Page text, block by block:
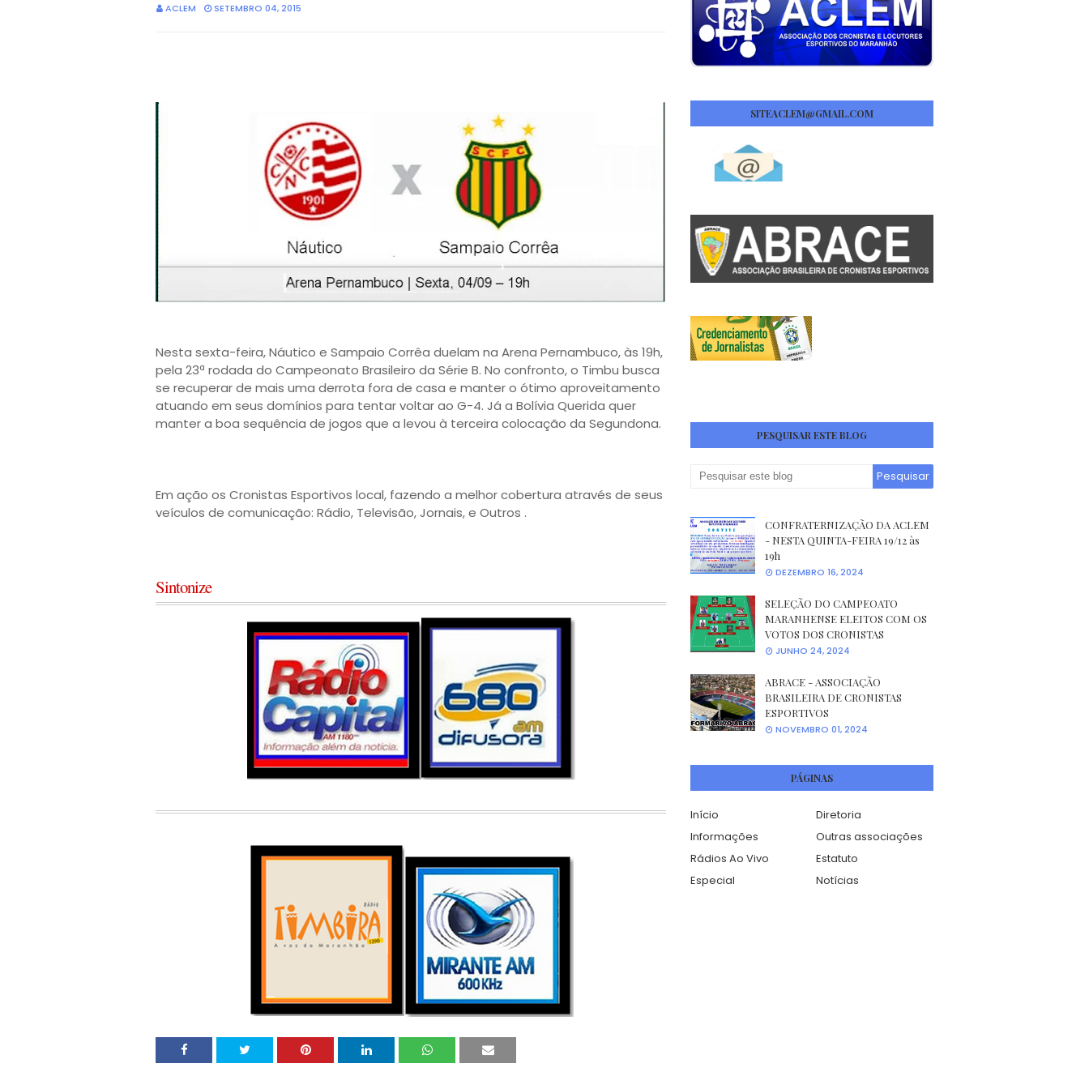
ACLEM SETEMBRO 04, 2015
Nesta sexta-feira, Náutico e Sampaio Corrêa duelam na Arena Pernambuco, às 19h,
pela 23ª rodada do Campeonato Brasileiro da Série B. No confronto, o Timbu busca
se recuperar de mais uma derrota fora de casa e manter o ótimo aproveitamento
atuando em seus domínios para tentar voltar ao G-4. Já a Bolívia Querida quer
manter a boa sequência de jogos que a levou à terceira colocação da Segundona.
Em ação os Cronistas Esportivos local, fazendo a melhor cobertura através de seus
veículos de comunicação: Rádio, Televisão, Jornais, e Outros .
Sintonize
SITEACLEM@GMAIL.COM
PESQUISAR ESTE BLOG
CONFRATERNIZAÇÃO DA ACLEM
- NESTA QUINTA-FEIRA 19/12 às
19h
DEZEMBRO 16, 2024
SELEÇÃO DO CAMPEOATO
MARANHENSE ELEITOS COM OS
VOTOS DOS CRONISTAS
JUNHO 24, 2024
ABRACE - ASSOCIAÇÃO
BRASILEIRA DE CRONISTAS
ESPORTIVOS
NOVEMBRO 01, 2024
PÁGINAS
Início
Diretoria
Informações
Outras associações
Rádios Ao Vivo
Estatuto
Especial
Notícias